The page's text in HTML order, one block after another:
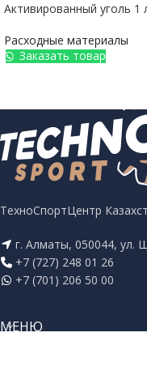
Активированный уголь 1
Расходные материалы
Заказать товар
ТехноСпортЦентр
г. Алматы, 050044, ул.
+7 (727) 248 01 26
+7 (701) 206 50 00
МЕНЮ